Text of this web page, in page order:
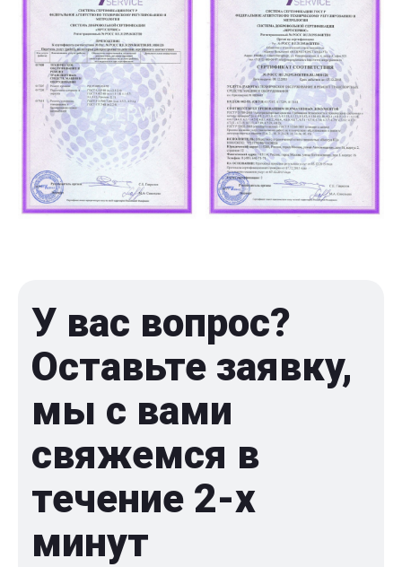
У вас вопрос?
Оставьте заявку,
мы с вами
свяжемся в
течение 2-x
минут